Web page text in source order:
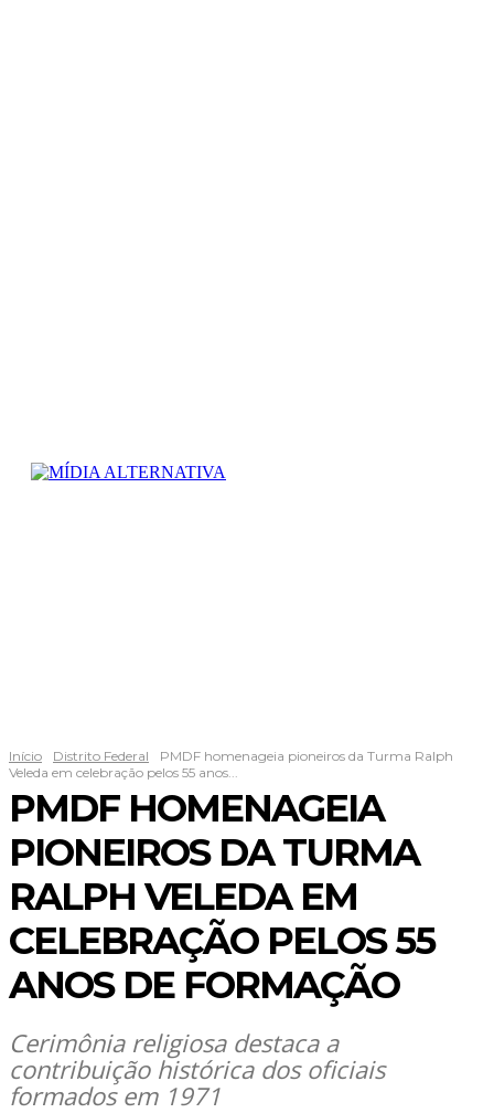
Início Distrito Federal
PMDF homenageia pioneiros da Turma Ralph
Veleda em celebração pelos 55 anos...
PMDF HOMENAGEIA
PIONEIROS DA TURMA
RALPH VELEDA EM
CELEBRAÇÃO PELOS 55
ANOS DE FORMAÇÃO
Cerimônia religiosa destaca a
contribuição histórica dos oficiais
formados em 1971